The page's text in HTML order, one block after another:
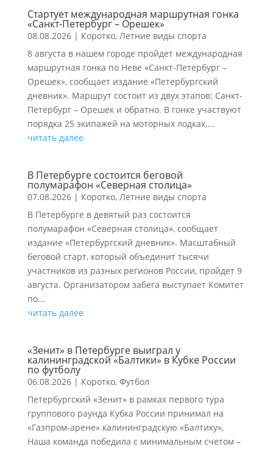
Стартует международная маршрутная гонка
«Санкт-Петербург – Орешек»
08.08.2026| Коротко, Летние виды спорта
8 августа в нашем городе пройдет международная
маршрутная гонка по Неве «Санкт-Петербург –
Орешек», сообщает издание «Петербургский
дневник». Маршрут состоит из двух этапов: Санкт-
Петербург – Орешек и обратно. В гонке участвуют
порядка 25 экипажей на моторных лодках,...
читать далее
В Петербурге состоится беговой
полумарафон «Северная столица»
07.08.2026| Коротко, Летние виды спорта
В Петербурге в девятый раз состоится
полумарафон «Северная столица», сообщает
издание «Петербургский дневник». Масштабный
беговой старт, который объединит тысячи
участников из разных регионов России, пройдет 9
августа. Организатором забега выступает Комитет
по...
читать далее
«Зенит» в Петербурге выиграл у
калининградской «Балтики» в Кубке России
по футболу
06.08.2026| Коротко, Футбол
Петербургский «Зенит» в рамках первого тура
группового раунда Кубка России принимал на
«Газпром-арене» калининградскую «Балтику»,
Наша команда победила с минимальным счетом –